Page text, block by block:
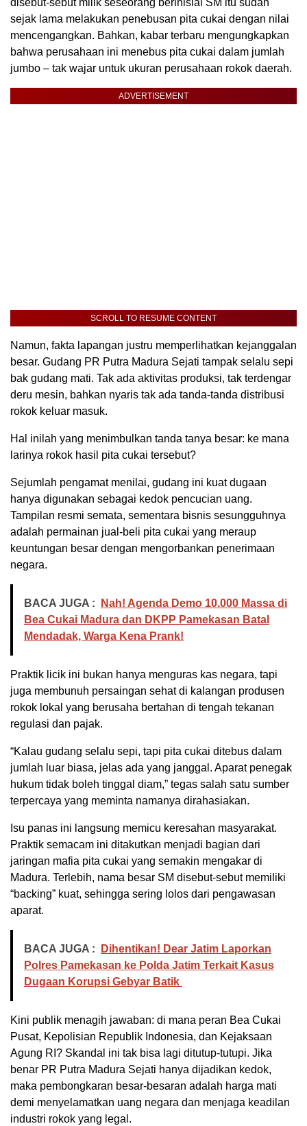
disebut-sebut milik seseorang berinisial SM itu sudah
sejak lama melakukan penebusan pita cukai dengan nilai
mencengangkan. Bahkan, kabar terbaru mengungkapkan
bahwa perusahaan ini menebus pita cukai dalam jumlah
jumbo – tak wajar untuk ukuran perusahaan rokok daerah.
ADVERTISEMENT
SCROLL TO RESUME CONTENT
Namun, fakta lapangan justru memperlihatkan kejanggalan
besar. Gudang PR Putra Madura Sejati tampak selalu sepi
bak gudang mati. Tak ada aktivitas produksi, tak terdengar
deru mesin, bahkan nyaris tak ada tanda-tanda distribusi
rokok keluar masuk.
Hal inilah yang menimbulkan tanda tanya besar: ke mana
larinya rokok hasil pita cukai tersebut?
Sejumlah pengamat menilai, gudang ini kuat dugaan
hanya digunakan sebagai kedok pencucian uang.
Tampilan resmi semata, sementara bisnis sesungguhnya
adalah permainan jual-beli pita cukai yang meraup
keuntungan besar dengan mengorbankan penerimaan
negara.
BACA JUGA :
Nah! Agenda Demo 10.000 Massa di
Bea Cukai Madura dan DKPP Pamekasan Batal
Mendadak, Warga Kena Prank!
Praktik licik ini bukan hanya menguras kas negara, tapi
juga membunuh persaingan sehat di kalangan produsen
rokok lokal yang berusaha bertahan di tengah tekanan
regulasi dan pajak.
“Kalau gudang selalu sepi, tapi pita cukai ditebus dalam
jumlah luar biasa, jelas ada yang janggal. Aparat penegak
hukum tidak boleh tinggal diam,” tegas salah satu sumber
terpercaya yang meminta namanya dirahasiakan.
Isu panas ini langsung memicu keresahan masyarakat.
Praktik semacam ini ditakutkan menjadi bagian dari
jaringan mafia pita cukai yang semakin mengakar di
Madura. Terlebih, nama besar SM disebut-sebut memiliki
“backing” kuat, sehingga sering lolos dari pengawasan
aparat.
BACA JUGA :
Dihentikan! Dear Jatim Laporkan
Polres Pamekasan ke Polda Jatim Terkait Kasus
Dugaan Korupsi Gebyar Batik
Kini publik menagih jawaban: di mana peran Bea Cukai
Pusat, Kepolisian Republik Indonesia, dan Kejaksaan
Agung RI? Skandal ini tak bisa lagi ditutup-tutupi. Jika
benar PR Putra Madura Sejati hanya dijadikan kedok,
maka pembongkaran besar-besaran adalah harga mati
demi menyelamatkan uang negara dan menjaga keadilan
industri rokok yang legal.